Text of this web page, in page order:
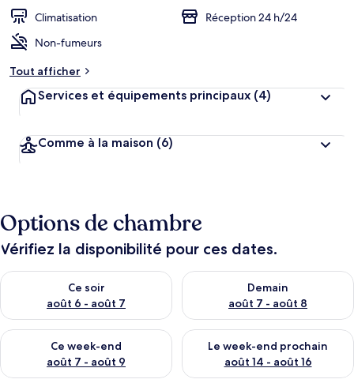
Climatisation
Réception 24 h/24
Non-fumeurs
Tout afficher
Services et équipements principaux (4)
Comme à la maison (6)
Options de chambre
Vérifiez la disponibilité pour ces dates.
Ce soir
août 6 - août 7
Vérifier la disponibilité pour ce soir août 6 - août 7
Demain
août 7 - août 8
Vérifier la disponibilité pour
Ce week-end
août 7 - août 9
Vérifier la disponibilité pour ce week-end août 7 - août 9
Le week-end prochain
août 14 - août 16
Vérifier la disponibilité pour